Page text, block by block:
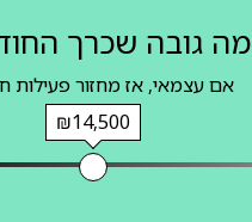
מה גובה שכרך
אם עצמאי, אז מחזור פעילות
₪14,500